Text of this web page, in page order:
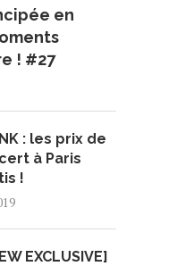
en
! #27
: les prix de
à Paris
!
EXCLUSIVE]